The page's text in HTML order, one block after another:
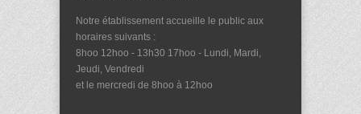
Notre établissement accueille le public aux
horaires suivants :
8hoo 12hoo - 13h30 17hoo - Lundi, Mardi,
Jeudi, Vendredi
et le mercredi de 8hoo à 12hoo